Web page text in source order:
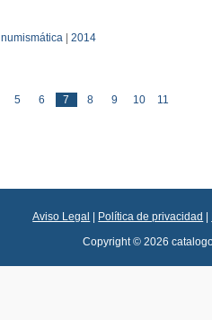
numismática 2014
5 6 7 8 9 10 11
Aviso Legal Política de privacidad
Copyright © 2026